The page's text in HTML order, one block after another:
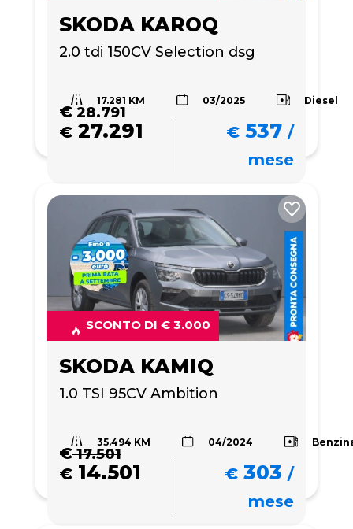
SKODA KAROQ
2.0 tdi 150CV Selection dsg
17.281 KM 03/2025 Diesel
€28.791
€ 27.291 € 537 /
mese
SCONTO DI € 3.000
SKODA KAMIQ
1.0 TSI 95CV Ambition
35.494 KM 04/2024
€17.501
€ 14.501 € 303 /
mese